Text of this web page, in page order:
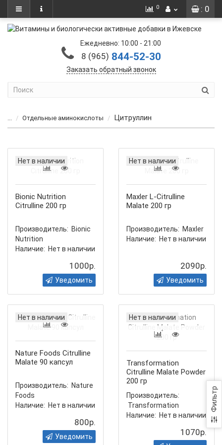
: 0
0
Ежедневно: 10:00 - 21:00
8 (965) 844-52-30
Заказать обратный звонок
... Отдельные аминокислоты Цитруллин
Фильтр
Нет в наличии
Bionic Nutrition
Citrulline 200 гр
Производитель: Bionic
Nutrition
Наличие: Нет в наличии
1000р.
Уведомить
Нет в наличии
Maxler L-Citrulline
Malate 200 гр
Производитель: Maxler
Наличие: Нет в наличии
2090р.
Уведомить
Нет в наличии
Nature Foods Citrulline
Malate 90 капсул
Производитель: Nature
Foods
Наличие: Нет в наличии
800р.
Уведомить
Нет в наличии
Transformation
Citrulline Malate Powder
200 гр
Производитель:
Transformation
Наличие: Нет в наличии
1070р.